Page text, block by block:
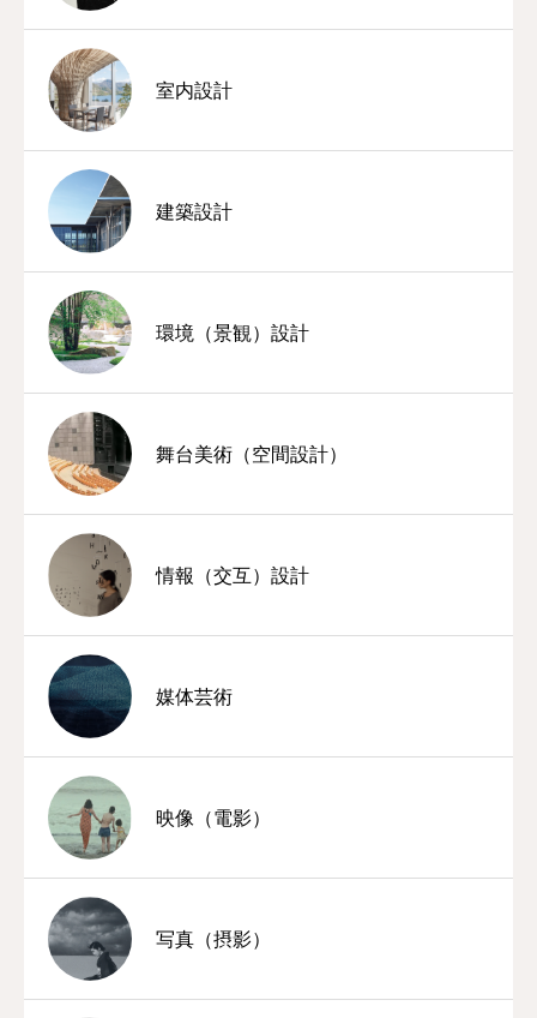
室内設計
建築設計
環境（景観）設計
舞台美術（空間設計）
情報（交互）設計
媒体芸術
映像（電影）
写真（摂影）